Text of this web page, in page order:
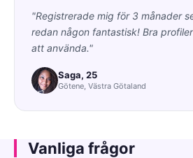
"Registrerade mig för 3 månader
redan någon fantastisk! Bra
att använda."
Saga, 25
Götene, Västra Götaland
Vanliga frågor